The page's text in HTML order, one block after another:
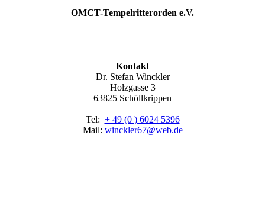
OMCT-Tempelritterorden e.V.
Kontakt
Dr. Stefan Winckler
Holzgasse 3
63825 Schöllkrippen
Tel: + 49 (0 ) 6024 5396
Mail: winckler67@web.de